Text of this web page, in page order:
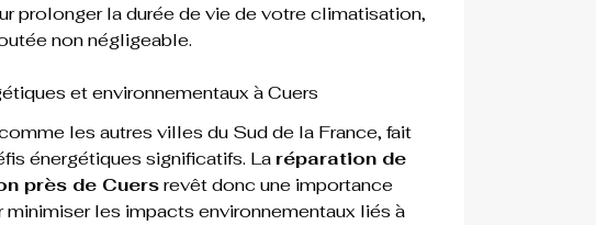
prolonger la durée de vie de votre climatisation,
non négligeable.
et environnementaux à Cuers
les autres villes du Sud de la France, fait
énergétiques significatifs. La réparation de
près de Cuers revêt donc une importance
minimiser les impacts environnementaux liés à